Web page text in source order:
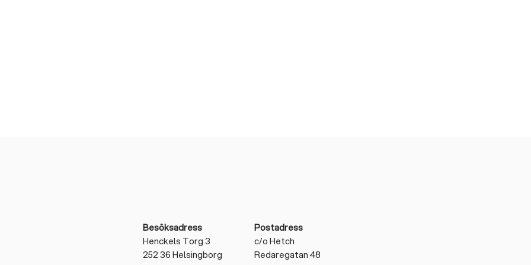
Besöksadress
Henckels Torg 3
252 36 Helsingborg
Postadress
c/o Hetch
Redaregatan 48